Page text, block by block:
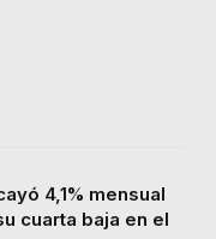
4,1% mensual
cuarta baja en el